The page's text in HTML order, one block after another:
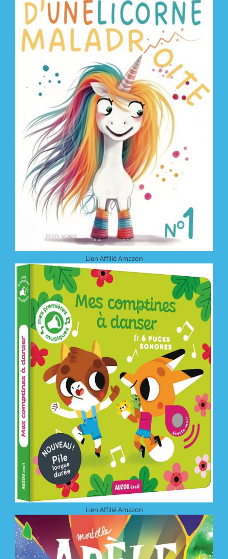
Lien Affilié Amazon
Lien Affilié Amazon